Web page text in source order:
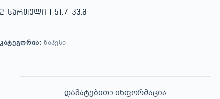
2 სართული | 51.7 კვ.მ
ᲙᲐᲢᲔᲒᲝᲠᲘᲐ:ᲖᲐᲰᲔᲡᲘ
დამატებითი ინფორმაცია